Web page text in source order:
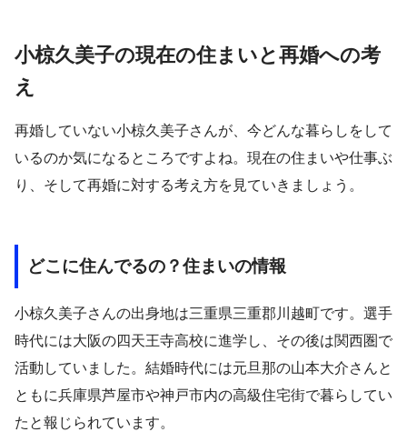
小椋久美子の現在の住まいと再婚への考
え
再婚していない小椋久美子さんが、今どんな暮らしをして
いるのか気になるところですよね。現在の住まいや仕事ぶ
り、そして再婚に対する考え方を見ていきましょう。
どこに住んでるの？住まいの情報
小椋久美子さんの出身地は三重県三重郡川越町です。選手
時代には大阪の四天王寺高校に進学し、その後は関西圏で
活動していました。結婚時代には元旦那の山本大介さんと
ともに兵庫県芦屋市や神戸市内の高級住宅街で暮らしてい
たと報じられています。